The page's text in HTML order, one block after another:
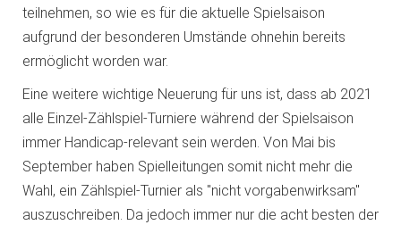
teilnehmen, so wie es für die aktuelle Spielsaison
aufgrund der besonderen Umstände ohnehin bereits
ermöglicht worden war.
Eine weitere wichtige Neuerung für uns ist, dass ab 2021
alle Einzel-Zählspiel-Turniere während der Spielsaison
immer Handicap-relevant sein werden. Von Mai bis
September haben Spielleitungen somit nicht mehr die
Wahl, ein Zählspiel-Turnier als "nicht vorgabenwirksam"
auszuschreiben. Da jedoch immer nur die acht besten der